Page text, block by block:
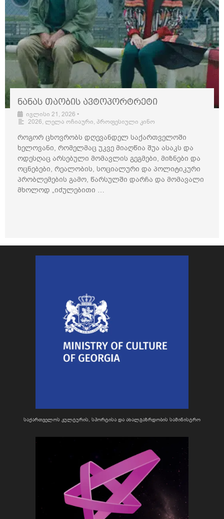
ნანას თაობის ავტოპორტრეტი
ივლისი 21, 2026 •
2026, ლელა ოჩიაური, პროფესიული კინო
როგორ ცხოვრობს დღევანდელ საქართველოში
ხელოვანი, რომელმაც უკვე მიაღწია შუა ასაკს და
ოდესღაც არსებული მომავლის გეგმები, მიზნები და
ოცნებები, რეალობის, სოციალური და პოლიტიკური
პრობლემების გამო, წარსულში დარჩა და მომავალი
მხოლოდ „იძულებითი …
საქართველოს კულტურის, სპორტისა და ახალგაზრდობის სამინისტრო